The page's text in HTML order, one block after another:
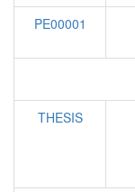
PE00001
THESIS